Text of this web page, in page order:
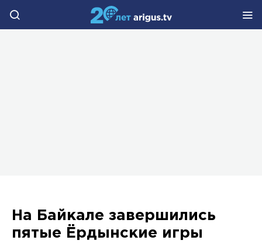
На Байкале завершились
пятые Ёрдынские игры